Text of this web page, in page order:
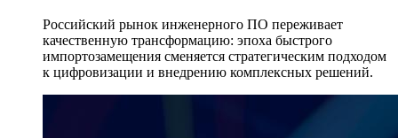
Российский рынок инженерного ПО переживает
качественную трансформацию: эпоха быстрого
импортозамещения сменяется стратегическим подходом
к цифровизации и внедрению комплексных решений.